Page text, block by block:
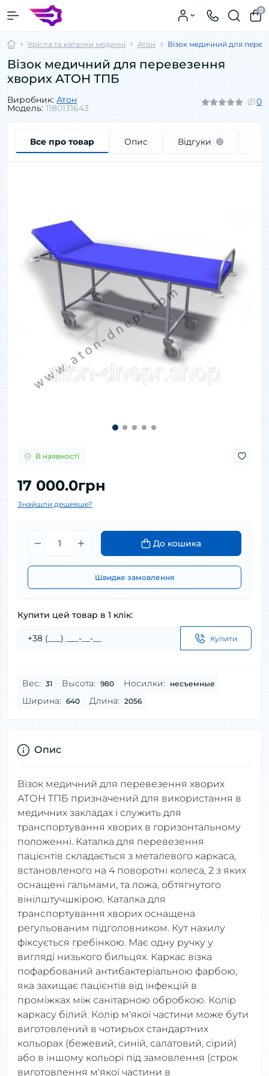
0
Крісла та каталки медичні Атон Візок медичний для
Візок медичний для перевезення
хворих АТОН ТПБ
Виробник: Атон
Модель: 1180131643
0
Все про товар Опис Відгуки 0
В наявності
17 000.0грн
Знайшли дешевше?
До кошика
Швидке замовлення
Купити цей товар в 1 клік:
Купити
Вес: 31 Высота: 980 Носилки: несъемные
Ширина: 640 Длина: 2056
Опис
Візок медичний для перевезення хворих
АТОН ТПБ призначений для використання в
медичних закладах і служить для
транспортування хворих в горизонтальному
положенні. Каталка для перевезення
пацієнтів складається з металевого каркаса,
встановленого на 4 поворотні колеса, 2 з яких
оснащені гальмами, та ложа, обтягнутого
вінілштучшкірою. Каталка для
транспортування хворих оснащена
регульованим підголовником. Кут нахилу
фіксується гребінкою. Має одну ручку у
вигляді низького бильцях. Каркас візка
пофарбований антибактеріальною фарбою,
яка захищає пацієнтів від інфекцій в
проміжках між санітарною обробкою. Колір
каркасу білий. Колір м'якої частини може бути
виготовлений в чотирьох стандартних
кольорах (бежевий, синій, салатовий, сірий)
або в іншому кольорі під замовлення (строк
виготовлення м'якої частини в